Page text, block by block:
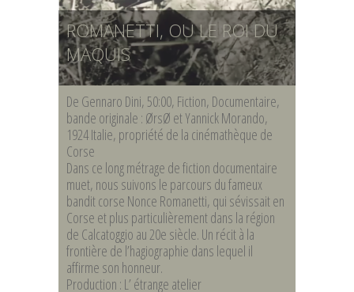
ROMANETTI, OU LE ROI DU
MAQUIS
De Gennaro Dini, 50:00, Fiction, Documentaire,
bande originale : ØrsØ et Yannick Morando,
1924 Italie, propriété de la cinémathèque de
Corse
Dans ce long métrage de fiction documentaire
muet, nous suivons le parcours du fameux
bandit corse Nonce Romanetti, qui sévissait en
Corse et plus particulièrement dans la région
de Calcatoggio au 20e siècle. Un récit à la
frontière de l’hagiographie dans lequel il
affirme son honneur.
Production : L’ étrange atelier